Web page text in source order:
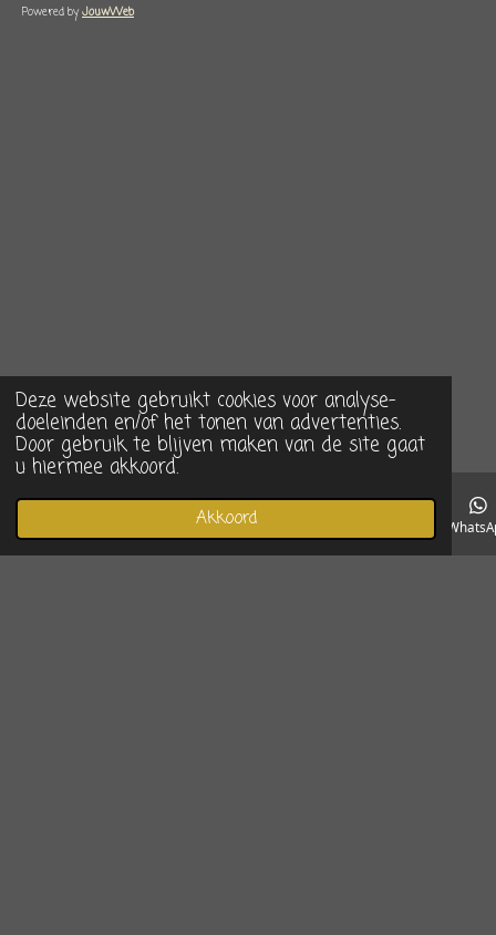
Deze website gebruikt cookies voor analyse-
doeleinden en/of het tonen van advertenties.
Door gebruik te blijven maken van de site gaat
u hiermee akkoord.
Akkoord
Powered byJouwWeb
Telefoonnummer